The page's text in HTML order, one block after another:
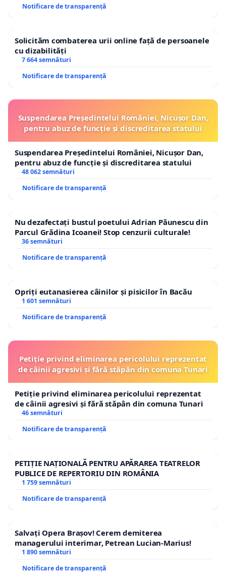
Notificare de transparență
Solicităm combaterea urii online față de persoanele
cu dizabilități
7 664 semnături
Notificare de transparență
Suspendarea Președintelui României, Nicușor Dan,
pentru abuz de funcție și discreditarea statului
Suspendarea Președintelui României, Nicușor Dan,
pentru abuz de funcție și discreditarea statului
48 062 semnături
Notificare de transparență
Nu dezafectați bustul poetului Adrian Păunescu din
Parcul Grădina Icoanei! Stop cenzurii culturale!
36 semnături
Notificare de transparență
Opriți eutanasierea câinilor și pisicilor în Bacău
1 601 semnături
Notificare de transparență
Petiție privind eliminarea pericolului reprezentat
de câinii agresivi și fără stăpân din comuna Tunari
Petiție privind eliminarea pericolului reprezentat
de câinii agresivi și fără stăpân din comuna Tunari
46 semnături
Notificare de transparență
PETIȚIE NAȚIONALĂ PENTRU APĂRAREA TEATRELOR
PUBLICE DE REPERTORIU DIN ROMÂNIA
1 759 semnături
Notificare de transparență
Salvați Opera Brașov! Cerem demiterea
managerului interimar, Petrean Lucian-Marius!
1 890 semnături
Notificare de transparență